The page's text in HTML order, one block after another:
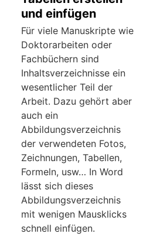
und einfügen
Für viele Manuskripte wie
Doktorarbeiten oder
Fachbüchern sind
Inhaltsverzeichnisse ein
wesentlicher Teil der
Arbeit. Dazu gehört aber
auch ein
Abbildungsverzeichnis
der verwendeten Fotos,
Zeichnungen, Tabellen,
Formeln, usw… In Word
lässt sich dieses
Abbildungsverzeichnis
mit wenigen Mausklicks
schnell einfügen.